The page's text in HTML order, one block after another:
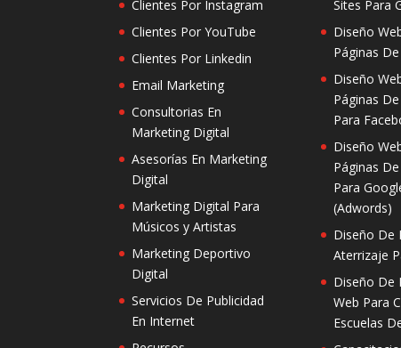
Clientes Por Instagram
Clientes Por YouTube
Clientes Por Linkedin
Email Marketing
Consultorias En
Marketing Digital
Asesorías En Marketing
Digital
Marketing Digital Para
Músicos y Artistas
Marketing Deportivo
Digital
Servicios De Publicidad
En Internet
Sites Para
Diseño
Páginas
Diseño
Páginas
Para
Diseño
Páginas
Para
(Adwords)
Diseño De
Aterrizaje
Diseño De
Web Para
Escuelas